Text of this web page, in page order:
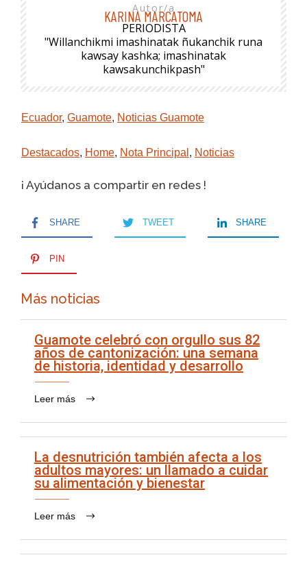
Autor/a
KARINA MARCATOMA
PERIODISTA
"Willanchikmi imashinatak ñukanchik runa
kawsay kashka; imashinatak
kawsakunchikpash"
Ecuador, Guamote, Noticias Guamote
Destacados, Home, Nota Principal , Noticias
¡ Ayúdanos a compartir en redes !
SHARE TWEET SHARE
PIN
Más noticias
Guamote celebró con orgullo sus 82
años de cantonización: una semana
de historia, identidad y desarrollo
Leer más
La desnutrición también afecta a los
adultos mayores: un llamado a cuidar
su alimentación y bienestar
Leer más